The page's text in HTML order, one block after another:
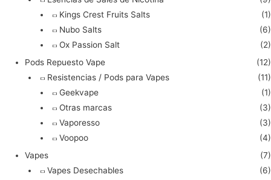
Kings Crest Fruits Salts
(1)
Nubo Salts
(6)
Ox Passion Salt
(2)
Pods Repuesto Vape
(12)
Resistencias / Pods para Vapes
(11)
Geekvape
(1)
Otras marcas
(3)
Vaporesso
(3)
Voopoo
(4)
Vapes
(7)
Vapes Desechables
(6)